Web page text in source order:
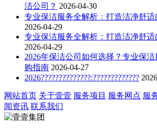
洁公司？ 2026-04-30
专业保洁服务全解析：打造洁净舒
2026-04-29
专业保洁服务全解析：打造洁净舒
2026-04-29
2026年保洁公司如何选择？专业保
购指南 2026-04-27
2026??????????????:?????????????
网站首页 关于壹壹 服务项目 服务网点 服
闻资讯 联系我们